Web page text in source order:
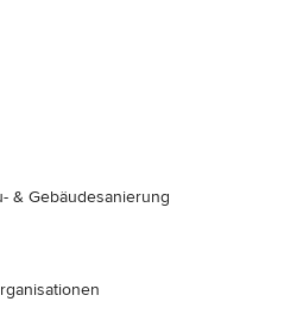
& Gebäudesanierung